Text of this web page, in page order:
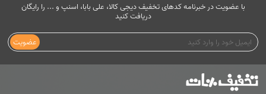
اقساطی سفر از علی‌بابا روی گزینه "خرید کنید" کلیک نمایید.
با عضویت در خبرنامه کدهای تخفیف دیجی کالا، علی بابا، اسنپ و ... را رایگان
دریافت کنید
عضویت